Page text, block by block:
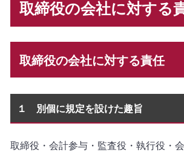
取締役の会社に対する
取締役の会社に対する責任
１ 別個に規定を設けた趣旨
取締役・会計参与・監査役・執行役・